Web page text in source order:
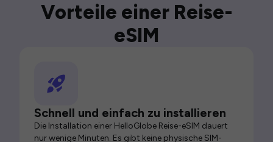
Vorteile einer Reise-
eSIM
Schnell und einfach zu installieren
Die Installation einer HelloGlobe Reise-eSIM dauert
nur wenige Minuten. Es gibt keine physische SIM-